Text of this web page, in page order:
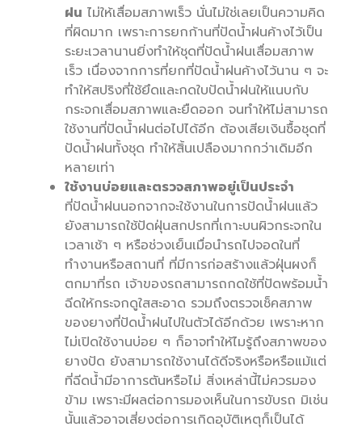
ฝน ไม่ให้เสื่อมสภาพเร็ว นั่นไม่ใช่เลยเป็นความคิด
ที่ผิดมาก เพราะการยกก้านที่ปัดน้ำฝนค้างไว้เป็น
ระยะเวลานานยิ่งทำให้ชุดที่ปัดน้ำฝนเสื่อมสภาพ
เร็ว เนื่องจากการที่ยกที่ปัดน้ำฝนค้างไว้นาน ๆ จะ
ทำให้สปริงที่ใช้ยึดและกดใบปัดน้ำฝนให้แนบกับ
กระจกเสื่อมสภาพและยืดออก จนทำให้ไม่สามารถ
ใช้งานที่ปัดน้ำฝนต่อไปได้อีก ต้องเสียเงินซื้อชุดที่
ปัดน้ำฝนทั้งชุด ทำให้สิ้นเปลืองมากกว่าเดิมอีก
หลายเท่า
ใช้งานบ่อยและตรวจสภาพอยู่เป็นประจำ
ที่ปัดน้ำฝนนอกจากจะใช้งานในการปัดน้ำฝนแล้ว
ยังสามารถใช้ปัดฝุ่นสกปรกที่เกาะบนผิวกระจกใน
เวลาเช้า ๆ หรือช่วงเย็นเมื่อนำรถไปจอดในที่
ทำงานหรือสถานที่ ที่มีการก่อสร้างแล้วฝุ่นผงก็
ตกมาที่รถ เจ้าของรถสามารถกดใช้ที่ปัดพร้อมน้ำ
ฉีดให้กระจกดูใสสะอาด รวมถึงตรวจเช็คสภาพ
ของยางที่ปัดน้ำฝนไปในตัวได้อีกด้วย เพราะหาก
ไม่เปิดใช้งานบ่อย ๆ ก็อาจทำให้ไมรู้ถึงสภาพของ
ยางปัด ยังสามารถใช้งานได้ดีจริงหรือหรือแม้แต่
ที่ฉีดน้ำมีอาการตันหรือไม่ สิ่งเหล่านี้ไม่ควรมอง
ข้าม เพราะมีผลต่อการมองเห็นในการขับรถ มิเช่น
นั้นแล้วอาจเสี่ยงต่อการเกิดอุบัติเหตุก็เป็นได้